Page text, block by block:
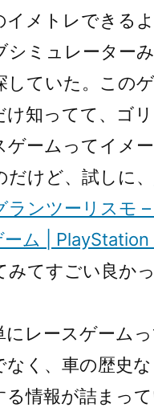
イメトレできる
シミュレーター
していた。この
け知ってて、ゴ
ゲームってイメ
だけど、試しに、
ランツーリスモ –
ーム | PlayStation
みてすごい良か
にレースゲーム
なく、車の歴史
る情報が詰まって